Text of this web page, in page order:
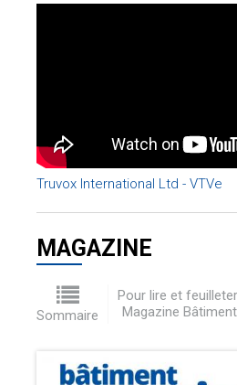
Truvox International Ltd - VTVe
MAGAZINE
Sommaire
Pour lire et
Magazine